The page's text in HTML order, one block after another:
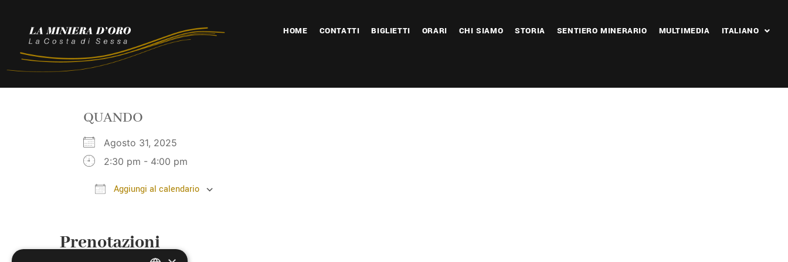
HOME CONTATTI BIGLIETTI ORARI CHI SIAMO STORIA SENTIERO MINERARIO MULTIMEDIA ITALIANO
QUANDO
Agosto 31, 2025
2:30 pm - 4:00 pm
Aggiungi al calendario
Prenotazioni